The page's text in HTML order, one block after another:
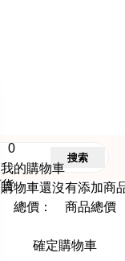
0
我的購物車
購物車還沒有添加商
總價： 商品總價
確定購物車
搜索